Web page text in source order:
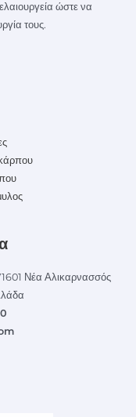
ώστε να
τους.
Νέα Αλικαρνασσός